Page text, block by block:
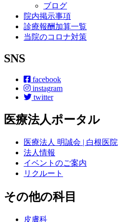
ブログ
院内掲示事項
診療報酬加算一覧
当院のコロナ対策
SNS
facebook
instagram
twitter
医療法人ポータル
医療法人 明誠会 | 白根医院
法人情報
イベントのご案内
リクルート
その他の科目
皮膚科